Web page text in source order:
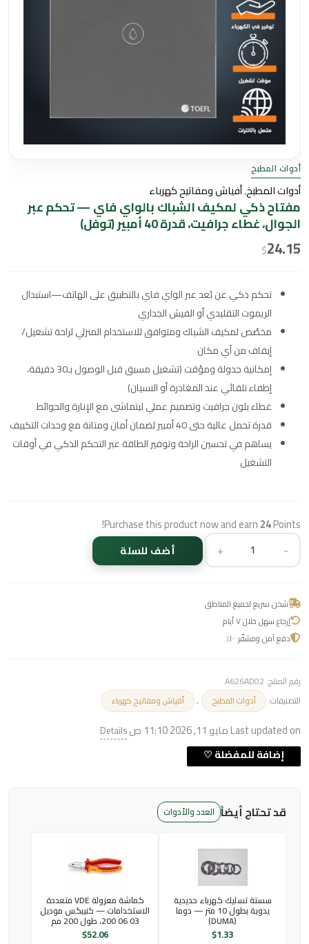
أدوات المطبخ
أدوات المطبخ,أفياش ومفاتيح كهرباء
مفتاح ذكي لمكيف الشباك بالواي فاي — تحكم عبر
الجوال، غطاء جرافيت، قدرة 40 أمبير (توفل)
$24.15
تحكم ذكي عن بُعد عبر الواي فاي بالتطبيق على الهاتف—استبدال
الريموت التقليدي أو الفيش الجداري
مخصّص لمكيف الشباك ومتوافق للاستخدام المنزلي لراحة تشغيل/
إيقاف من أي مكان
إمكانية جدولة ومؤقت (تشغيل مسبق قبل الوصول بـ30 دقيقة،
إطفاء تلقائي عند المغادرة أو النسيان)
غطاء بلون جرافيت وتصميم عملي ليتماشى مع الإنارة والحوائط
قدرة تحمل عالية حتى 40 أمبير لضمان أمان ومتانة مع وحدات التكييف
يساهم في تحسين الراحة وتوفير الطاقة عبر التحكم الذكي في أوقات
التشغيل
Purchase this product now and earn24Points!
-
+ أضف للسلة
شحن سريع لجميع المناطق
إرجاع سهل خلال ٧ أيام
دفع آمن ومشفّر ١٠٠٪
رقم المنتج: A626AD02
التصنيفات:
أدوات المطبخ , أفياش ومفاتيح كهرباء
Last updated on مايو 11, 2026 11:10 ص Details
قد تحتاج أيضاً العدد والأدوات
سستة تسليك كهرباء حديدية
يدوية بطول 10 متر — دوما
(DUMA)
$1.33
كماشة معزولة VDE متعددة
الاستخدامات — كنيبكس موديل
03 06 200، طول 200 مم
$52.06